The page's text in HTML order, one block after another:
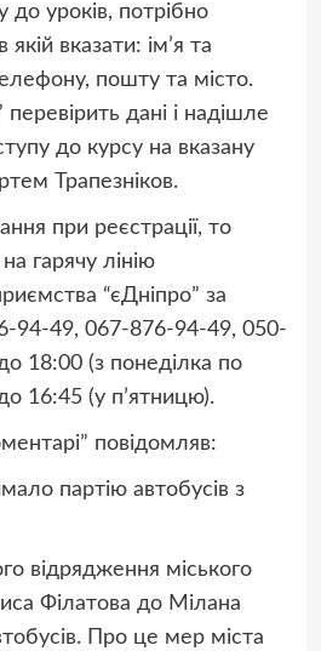
уроків, потрібно
вказати: ім’я та
пошту та місто.
дані і надішле
до курсу на вказану
Трапезніков.
при реєстрації, то
гарячу лінію
“єДніпро” за
94-49, 067-876-94-49, 050-
18:00 (з понеділка по
16:45 (у п’ятницю).
повідомляв:
партію автобусів з
відрядження міського
Філатова до Мілана
в. Про це мер міста